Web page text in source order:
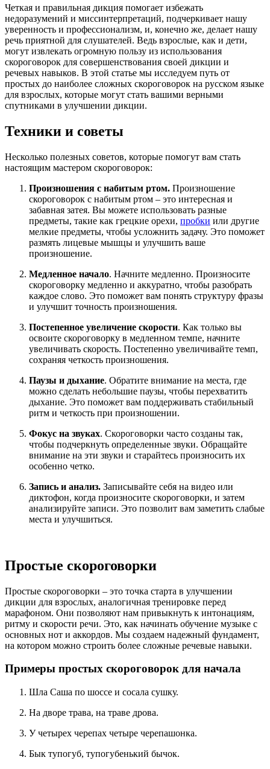
Четкая и правильная дикция помогает избежать
недоразумений и миссинтерпретаций, подчеркивает нашу
уверенность и профессионализм, и, конечно же, делает нашу
речь приятной для слушателей. Ведь взрослые, как и дети,
могут извлекать огромную пользу из использования
скороговорок для совершенствования своей дикции и
речевых навыков. В этой статье мы исследуем путь от
простых до наиболее сложных скороговорок на русском языке
для взрослых, которые могут стать вашими верными
спутниками в улучшении дикции.
Техники и советы
Несколько полезных советов, которые помогут вам стать
настоящим мастером скороговорок:
Произношения с набитым ртом. Произношение
скороговорок с набитым ртом – это интересная и
забавная затея. Вы можете использовать разные
предметы, такие как грецкие орехи, пробки или другие
мелкие предметы, чтобы усложнить задачу. Это поможет
размять лицевые мышцы и улучшить ваше
произношение.
Медленное начало. Начните медленно. Произносите
скороговорку медленно и аккуратно, чтобы разобрать
каждое слово. Это поможет вам понять структуру фразы
и улучшит точность произношения.
Постепенное увеличение скорости. Как только вы
освоите скороговорку в медленном темпе, начните
увеличивать скорость. Постепенно увеличивайте темп,
сохраняя четкость произношения.
Паузы и дыхание. Обратите внимание на места, где
можно сделать небольшие паузы, чтобы перехватить
дыхание. Это поможет вам поддерживать стабильный
ритм и четкость при произношении.
Фокус на звуках. Скороговорки часто созданы так,
чтобы подчеркнуть определенные звуки. Обращайте
внимание на эти звуки и старайтесь произносить их
особенно четко.
Запись и анализ. Записывайте себя на видео или
диктофон, когда произносите скороговорки, и затем
анализируйте записи. Это позволит вам заметить слабые
места и улучшиться.
Простые скороговорки
Простые скороговорки – это точка старта в улучшении
дикции для взрослых, аналогичная тренировке перед
марафоном. Они позволяют нам привыкнуть к интонациям,
ритму и скорости речи. Это, как начинать обучение музыке с
основных нот и аккордов. Мы создаем надежный фундамент,
на котором можно строить более сложные речевые навыки.
Примеры простых скороговорок для начала
Шла Саша по шоссе и сосала сушку.
На дворе трава, на траве дрова.
У четырех черепах четыре черепашонка.
Бык тупогуб, тупогубенький бычок.